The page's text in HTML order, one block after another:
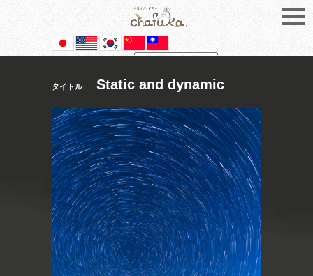
Powered by
タイトル Static and dynamic